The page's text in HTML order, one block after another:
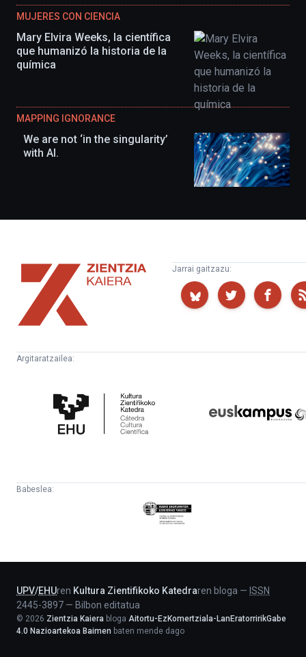
MUJERES CON CIENCIA
Mary Elvira Weeks, la científica
que humanizó la historia de la
química
MAPPING IGNORANCE
We are not ‘in the singularity’
with AI.
Zientzia
Kaiera
Jarrai gaitzazu:
Argitaratzailea:
Zientifikoko
Katedra
Babeslea:
Eusko
Jaurlaritza
UPV/EHUren Kultura Zientifikoko Katedraren bloga — ISSN
2445-3897 — Bilbon editatua
© 2026 Zientzia Kaiera bloga Aitortu-EzKomertziala-LanEratorririkGabe
4.0 Nazioartekoa Baimen baten mende dago